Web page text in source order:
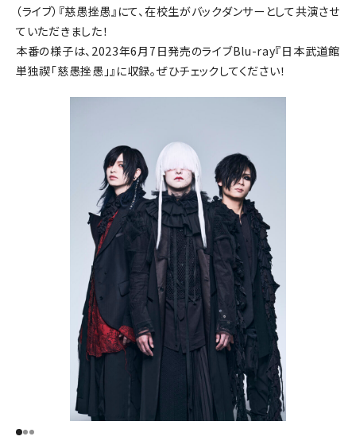
（ライブ）『慈愚挫愚』にて、在校生がバックダンサーとして共演させ
ていただきました！
本番の様子は、2023年6月7日発売のライブBlu-ray『日本武道館
単独禊「慈愚挫愚」』に収録。ぜひチェックしてください！